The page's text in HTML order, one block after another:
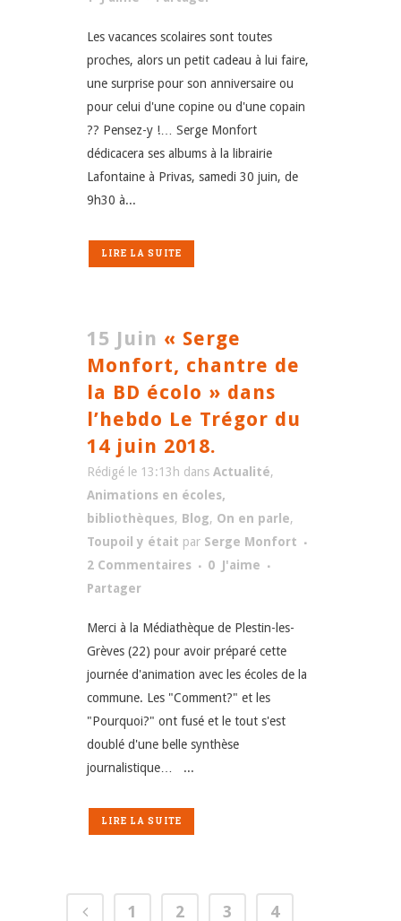
Les vacances scolaires sont toutes
proches, alors un petit cadeau à lui faire,
une surprise pour son anniversaire ou
pour celui d'une copine ou d'une copain
?? Pensez-y !… Serge Monfort
dédicacera ses albums à la librairie
Lafontaine à Privas, samedi 30 juin, de
9h30 à...
LIRE LA SUITE
15 Juin « Serge
Monfort, chantre de
la BD écolo » dans
l’hebdo Le Trégor du
14 juin 2018.
Rédigé le 13:13h dans Actualité,
Animations en écoles,
bibliothèques, Blog, On en parle,
Toupoil y était par Serge Monfort
2 Commentaires
0 J'aime
Partager
Merci à la Médiathèque de Plestin-les-
Grèves (22) pour avoir préparé cette
journée d'animation avec les écoles de la
commune. Les "Comment?" et les
"Pourquoi?" ont fusé et le tout s'est
doublé d'une belle synthèse
journalistique… ...
LIRE LA SUITE
1 2 3 4